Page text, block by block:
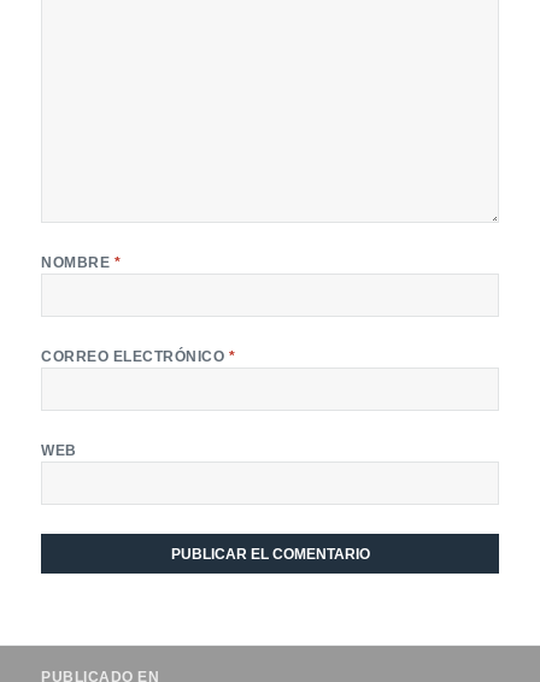
NOMBRE *
CORREO ELECTRÓNICO *
WEB
PUBLICADO EN